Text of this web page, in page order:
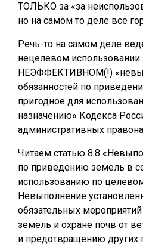
ТОЛЬКО за «за
но на самом то деле все
Речь-то на самом деле
нецелевом использовании
НЕЭФФЕКТИВНОМ(!)
обязанностей по
пригодное для
назначению» Кодекса
административных
Читаем статью 8.8
по приведению земель в
использованию по
Невыполнение
обязательных
земель и охране почв от
и предотвращению других